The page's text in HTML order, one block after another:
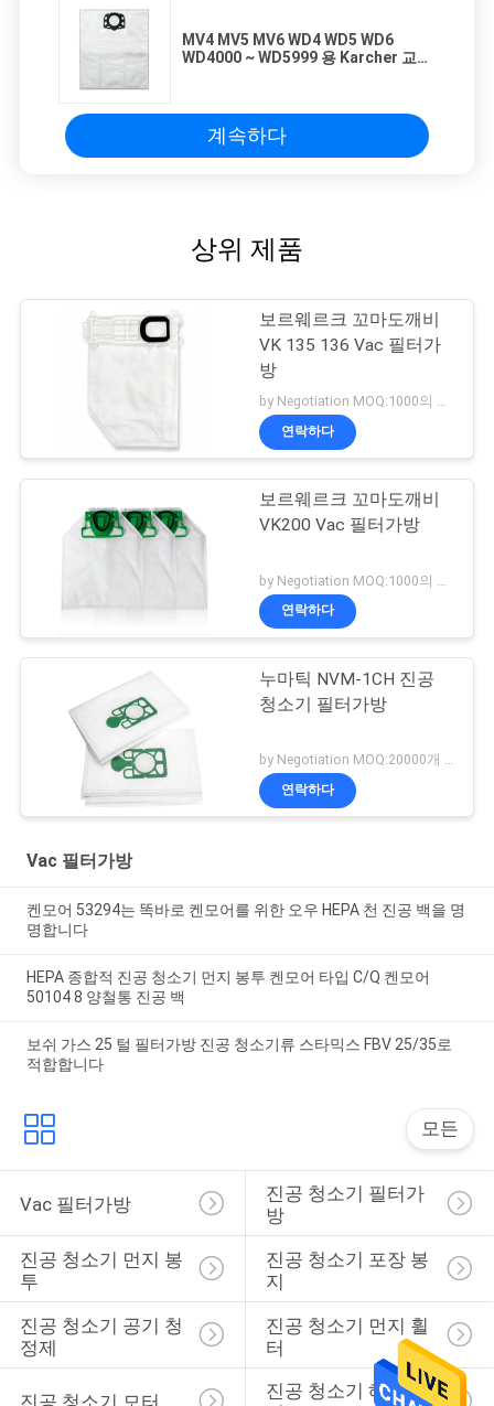
MV4 MV5 MV6 WD4 WD5 WD6
WD4000 ~ WD5999 용 Karcher 교체
계속하다
상위 제품
보르웨르크 꼬마도깨비
VK 135 136 Vac 필터가
방
연락하다
보르웨르크 꼬마도깨비
VK200 Vac 필터가방
연락하다
누마틱 NVM-1CH 진공
청소기 필터가방
by Negotiation MOQ:20000개 가방 / 가방
연락하다
Vac 필터가방
켄모어 53294는 똑바로 켄모어를 위한 오우 HEPA 천 진공 백을 명
명합니다
HEPA 종합적 진공 청소기 먼지 봉투 켄모어 타입 C/Q 켄모어
50104 8 양철통 진공 백
보쉬 가스 25 털 필터가방 진공 청소기류 스타믹스 FBV 25/35로
적합합니다
모든
Vac 필터가방
진공 청소기 필터가
방
진공 청소기 먼지 봉
투
진공 청소기 포장 봉
지
진공 청소기 공기 청
정제
진공 청소기 먼지 휠
터
진공 청소기 헤파필